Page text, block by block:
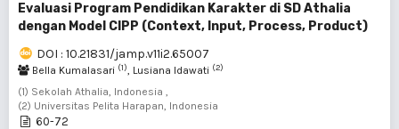
Evaluasi Program Pendidikan Karakter di SD Athalia
dengan Model CIPP (Context, Input, Process, Product)
DOI : 10.21831/jamp.v11i2.65007
Bella Kumalasari (1), Lusiana Idawati (2)
(1) Sekolah Athalia, Indonesia ,
(2) Universitas Pelita Harapan, Indonesia
60-72